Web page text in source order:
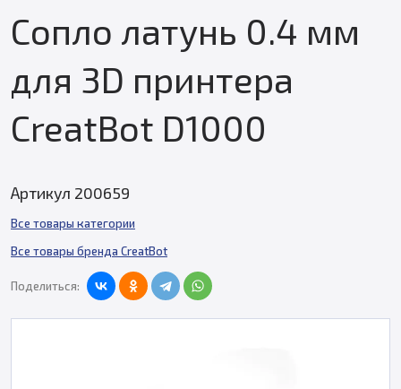
Сопло латунь 0.4 мм
для 3D принтера
CreatBot D1000
Артикул 200659
Все товары категории
Все товары бренда CreatBot
Поделиться: